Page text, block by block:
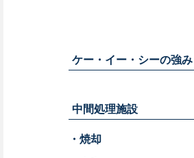
ケー・イー・シーの強み
中間処理施設
・焼却